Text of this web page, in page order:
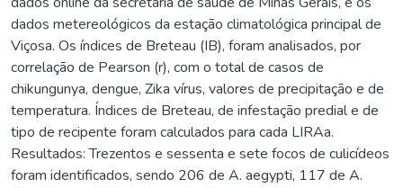
dados metereológicos da estação climatológica principal de
Viçosa. Os índices de Breteau (IB), foram analisados, por
correlação de Pearson (r), com o total de casos de
chikungunya, dengue, Zika vírus, valores de precipitação e de
temperatura. Índices de Breteau, de infestação predial e de
tipo de recipente foram calculados para cada LIRAa.
Resultados: Trezentos e sessenta e sete focos de culicídeos
foram identificados, sendo 206 de A. aegypti, 117 de A.